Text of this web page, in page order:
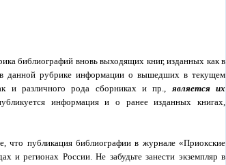
библиографий вновь выходящих книг, изданных как в
данной рубрике информации о вышедших в текущем
и различного рода сборниках и пр.,является их
информация и о ранее изданных книгах,
что публикация библиографии в журнале «Приокские
и регионах России. Не забудьте занести экземпляр в